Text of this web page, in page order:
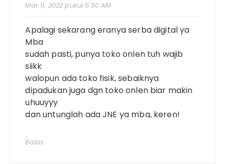
Mar 11, 2022 pukul 6:50 AM
Apalagi sekarang eranya serba digital ya
Mba
sudah pasti, punya toko onlen tuh wajib
siikk
walopun ada toko fisik, sebaiknya
dipadukan juga dgn toko onlen biar makin
uhuuyyy
dan untunglah ada JNE ya mba, keren!
Balas